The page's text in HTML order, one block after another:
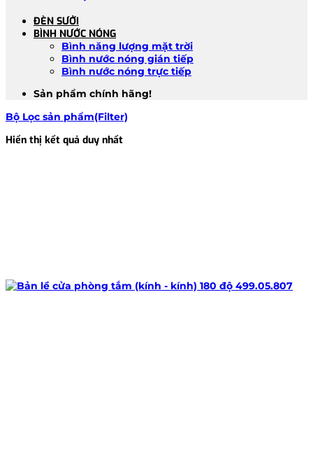
ĐÈN SƯỞI
BÌNH NƯỚC NÓNG
Bình năng lượng mặt trời
Bình nước nóng gián tiếp
Bình nước nóng trực tiếp
Sản phẩm chính hãng!
Bộ Lọc sản phẩm(Filter)
Hiển thị kết quả duy nhất